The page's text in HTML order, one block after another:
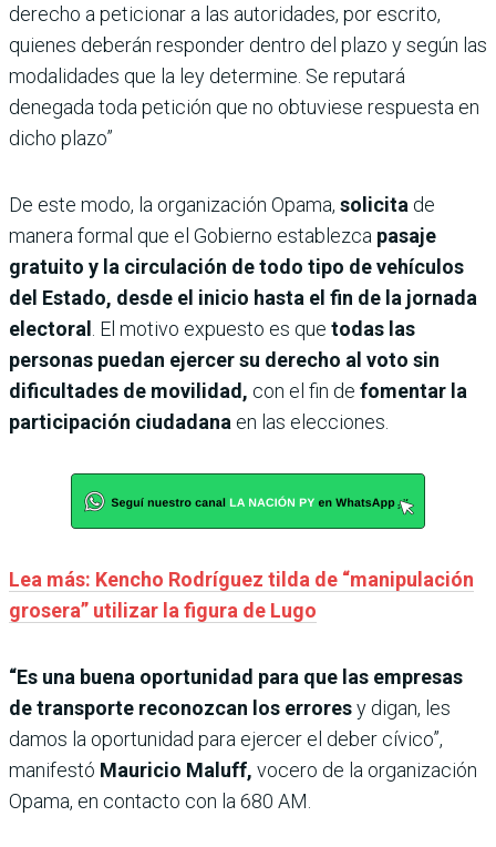
derecho a peticionar a las autoridades, por escrito,
quienes deberán responder dentro del plazo y según las
modalidades que la ley determine. Se reputará
denegada toda petición que no obtuviese respuesta en
dicho plazo”
De este modo, la organización Opama, solicita de
manera formal que el Gobierno establezca pasaje
gratuito y la circulación de todo tipo de vehículos
del Estado, desde el inicio hasta el fin de la jornada
electoral . El motivo expuesto es que todas las
personas puedan ejercer su derecho al voto sin
dificultades de movilidad, con el fin de fomentar la
participación ciudadana en las elecciones.
Lea más: Kencho Rodríguez tilda de “manipulación
grosera” utilizar la figura de Lugo
“Es una buena oportunidad para que las empresas
de transporte reconozcan los erroresy digan, les
damos la oportunidad para ejercer el deber cívico”,
manifestó Mauricio Maluff, vocero de la organización
Opama, en contacto con la 680 AM.